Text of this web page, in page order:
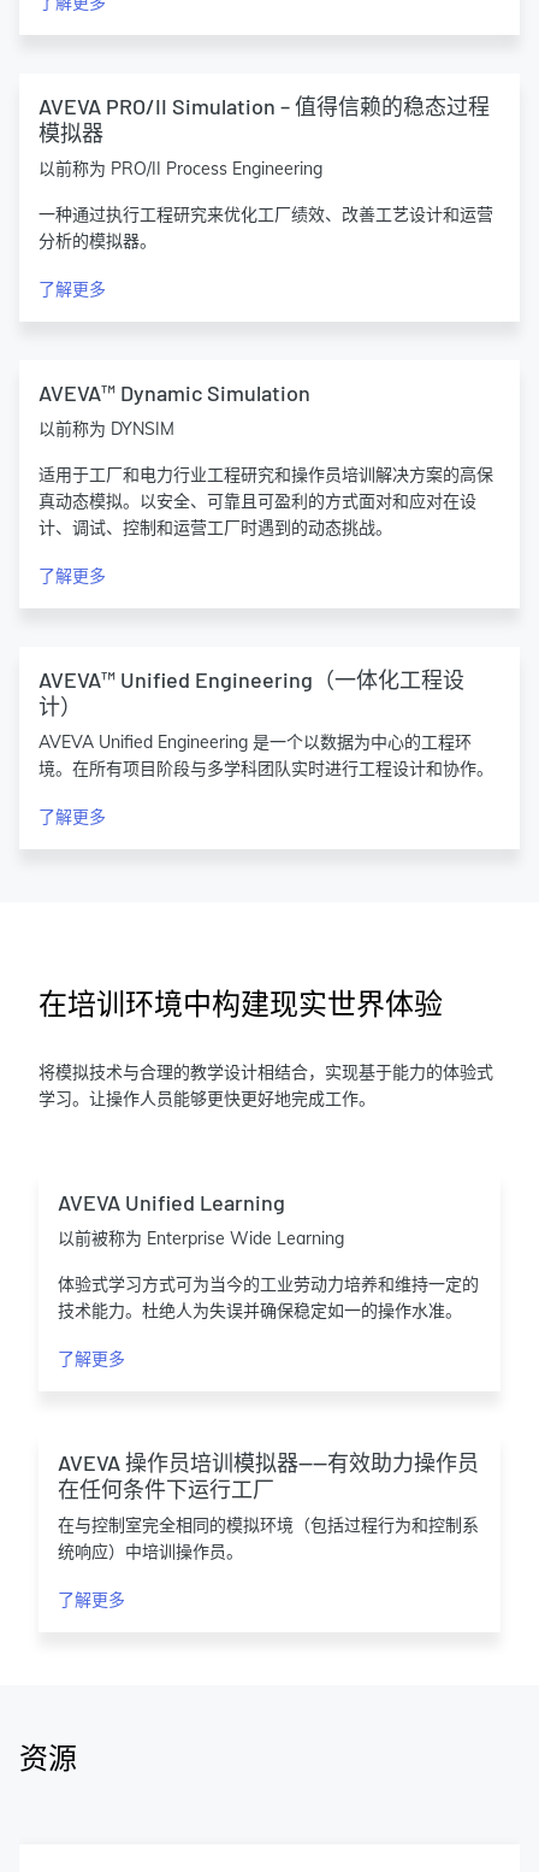
AVEVA PRO/II Simulation – 值得信赖的稳态过程
模拟器
以前称为 PRO/II Process Engineering
一种通过执行工程研究来优化工厂绩效、改善工艺设计和运营
分析的模拟器。
了解更多
AVEVA™ Dynamic Simulation
以前称为 DYNSIM
适用于工厂和电力行业工程研究和操作员培训解决方案的高保
真动态模拟。以安全、可靠且可盈利的方式面对和应对在设
计、调试、控制和运营工厂时遇到的动态挑战。
了解更多
AVEVA™ Unified Engineering（一体化工程设
计）
AVEVA Unified Engineering 是一个以数据为中心的工程环
境。在所有项目阶段与多学科团队实时进行工程设计和协作。
了解更多
在培训环境中构建现实世界体验
将模拟技术与合理的教学设计相结合，实现基于能力的体验式
学习。让操作人员能够更快更好地完成工作。
AVEVA Unified Learning
以前被称为 Enterprise Wide Learning
体验式学习方式可为当今的工业劳动力培养和维持一定的
技术能力。杜绝人为失误并确保稳定如一的操作水准。
了解更多
AVEVA 操作员培训模拟器——有效助力操作员
在任何条件下运行工厂
在与控制室完全相同的模拟环境（包括过程行为和控制系
统响应）中培训操作员。
了解更多
资源